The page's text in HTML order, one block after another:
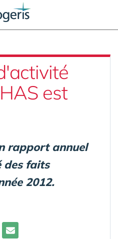
est
rapport annuel
des faits
2012.